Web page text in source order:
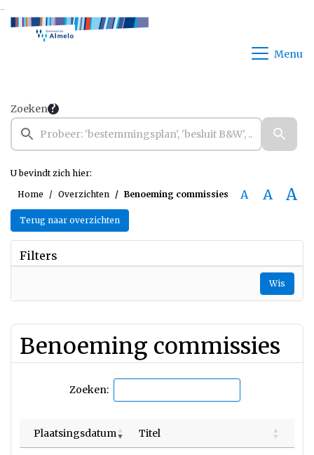
Ga naar de inhoud van deze pagina
Ga naar het zoeken
Ga naar het menu
Menu
Zoeken
U bevindt zich hier:
Home
Overzichten Benoeming commissies A A A
Terug naar overzichten
Filters
Wis
Benoeming commissies
Zoeken:
Plaatsingsdatum Titel